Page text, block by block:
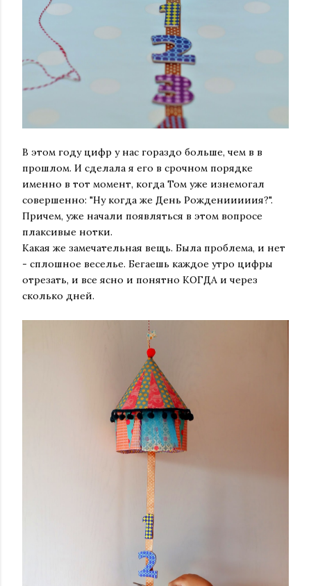
В этом году цифр у нас гораздо больше, чем в в
прошлом. И сделала я его в срочном порядке
именно в тот момент, когда Том уже изнемогал
совершенно: "Ну когда же День Рожденииииия?".
Причем, уже начали появляться в этом вопросе
плаксивые нотки.
Какая же замечательная вещь. Была проблема, и нет
- сплошное веселье. Бегаешь каждое утро цифры
отрезать, и все ясно и понятно КОГДА и через
сколько дней.